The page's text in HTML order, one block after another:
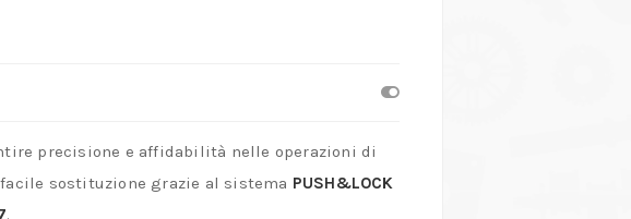
precisione e affidabilità nelle operazioni di
facile sostituzione grazie al sistema PUSH&LOCK
.